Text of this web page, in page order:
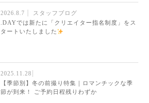
2026.8.7
スタッフブログ
.DAYでは新たに「クリエイター指名制度」をス
タートいたしました
2025.11.28
【季節別】冬の前撮り特集｜ロマンチックな季
節が到来！ ご予約日程残りわずか